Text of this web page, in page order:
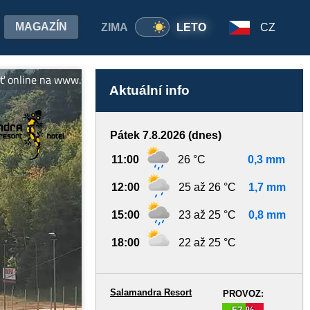
ZIMA LETO
MAGAZÍN CZ
Predpredaj sezónnych skipasov:
Aktuální info
Pátek 7.8.2026 (dnes)
11:00 26 °C 0,3 mm
12:00 25 až 26 °C 1,7 mm
15:00 23 až 25 °C 0,8 mm
18:00 22 až 25 °C
PROVOZ:
Salamandra Resort